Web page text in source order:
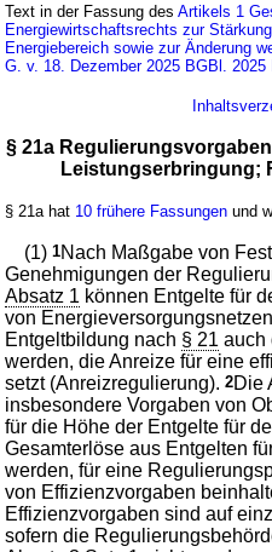
Text in der Fassung desArtikels 1
Energiewirtschaftsrechts zur
Energiebereich sowie zur Änderung
G. v. 18. Dezember 2025 BGBl. 2025
§ 21a
Leistungserbringung;
§ 21a hat 10 frühere Fassungen und
(1)1Nach Maßgabe von
Genehmigungen der
Absatz 1 können Entgelte für
von
Entgeltbildung nach § 21 auch
werden, die Anreize für eine
setzt (Anreizregulierung).2Die
insbesondere Vorgaben von
für die Höhe der Entgelte für
Gesamterlöse aus Entgelten
werden, für eine
von Effizienzvorgaben
Effizienzvorgaben sind auf
sofern die